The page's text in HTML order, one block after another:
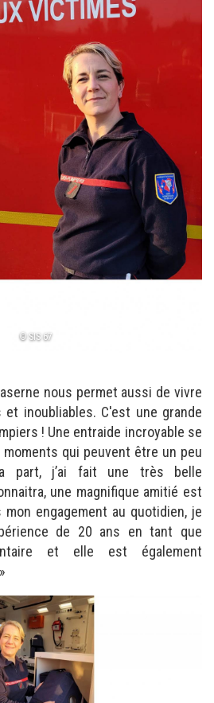
© SIS 67
nous permet aussi de vivre
inoubliables. C'est une grande
! Une entraide incroyable se
qui peuvent être un peu
part, j’ai fait une très belle
une magnifique amitié est
engagement au quotidien, je
de 20 ans en tant que
et elle est également